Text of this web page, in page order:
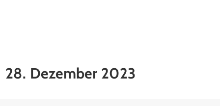
28. Dezember 2023